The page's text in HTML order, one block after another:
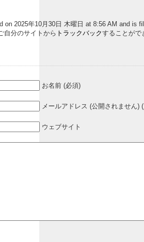
on 2025年10月30日 木曜日 at 8:56 AM and is
自分のサイトから トラックバックすることがで
お名前 (必須)
メールアドレス (公開されません)
ウェブサイト